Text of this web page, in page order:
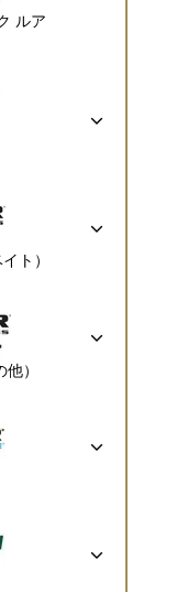
ルア
ト）
）